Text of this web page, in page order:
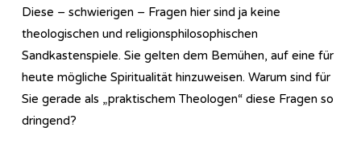
Diese – schwierigen – Fragen hier sind ja keine
theologischen und religionsphilosophischen
Sandkastenspiele. Sie gelten dem Bemühen, auf eine für
heute mögliche Spiritualität hinzuweisen. Warum sind für
Sie gerade als „praktischem Theologen“ diese Fragen so
dringend?